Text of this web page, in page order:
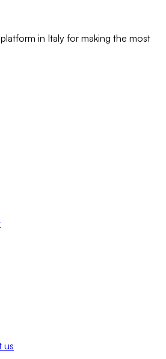
in Italy for making the most
us